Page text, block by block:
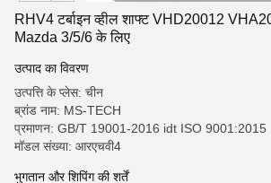
RHV4 टर्बाइन व्हील शाफ्ट VHD20012
Mazda 3/5/6 के लिए
उत्पाद का विवरण
उत्पत्ति के प्लेस: चीन
ब्रांड नाम: MS-TECH
प्रमाणन: GB/T 19001-2016 idt ISO 9001:2015
मॉडल संख्या: आरएचवी4
भुगतान और शिपिंग की शर्तें